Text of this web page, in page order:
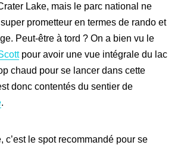
Lake, mais le parc national ne
prometteur en termes de rando et
Peut-être à tord ? On a bien vu le
pour avoir une vue intégrale du lac
chaud pour se lancer dans cette
donc contentés du sentier de
.
c’est le spot recommandé pour se